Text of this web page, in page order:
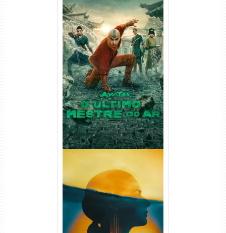
Avatar: O Último Mestre do
Ar 2ª Temporada Torrent
(2026) WEB-DL 1080p Dual
Áudio
Silo 2ª Temporada (2024)
WEB-DL 1080p Dual Áudio